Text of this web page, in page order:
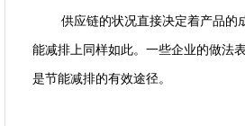
供应链的状况直接决定着产品的
能减排上同样如此。一些企业的做法
是节能减排的有效途径。